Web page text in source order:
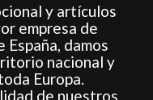
y artículos
empresa de
damos
nacional y
Europa.
de nuestros